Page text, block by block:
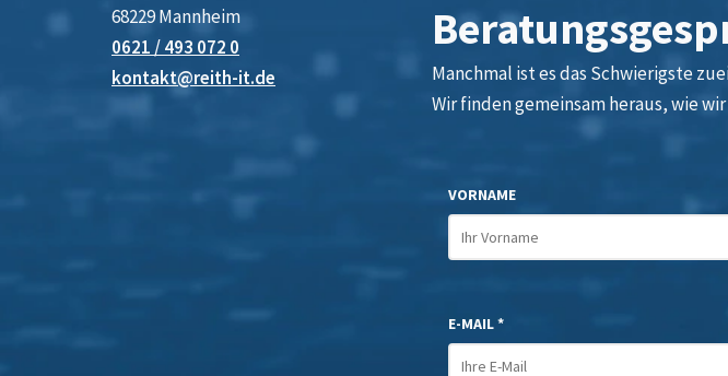
68229 Mannheim
0621 / 493 072 0
kontakt@reith-it.de
Manchmal ist es das Schwierigste
Wir finden gemeinsam heraus, wie
VORNAME
E-MAIL *